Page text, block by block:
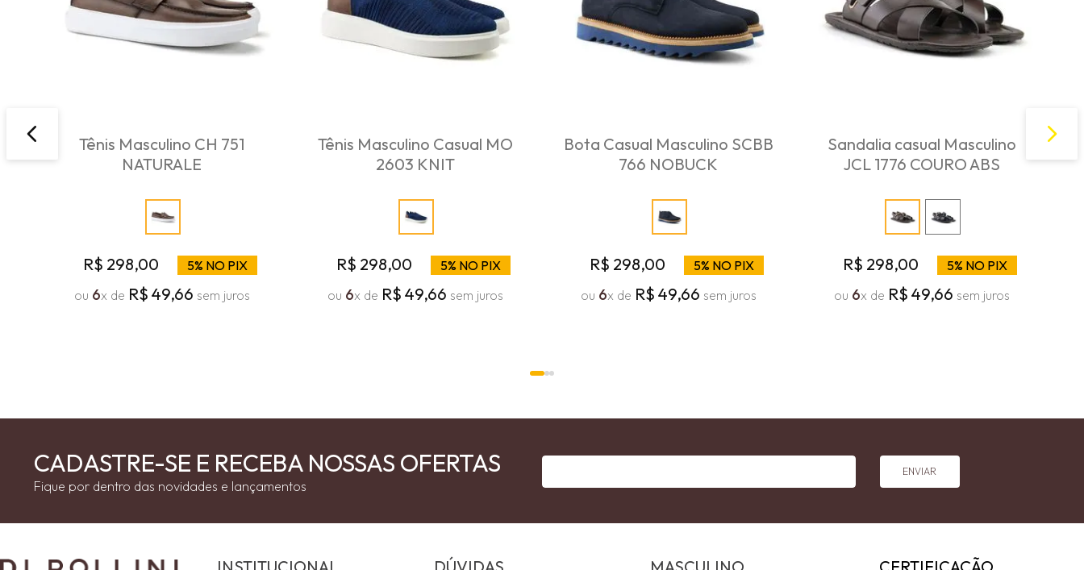
Tênis Masculino CH 751
NATURALE
R$ 298,00
5% NO PIX
ou 6x de R$ 49,66 sem juros
Tênis Masculino Casual MO
2603 KNIT
R$ 298,00
5% NO PIX
ou 6x de R$ 49,66 sem juros
Bota Casual Masculino SCBB
766 NOBUCK
R$ 298,00
5% NO PIX
ou 6x de R$ 49,66 sem juros
Sandalia casual Masculino
JCL 1776 COURO ABS
R$ 298,00
5% NO PIX
ou 6x de R$ 49,66 sem juros
CADASTRE-SE E RECEBA NOSSAS OFERTAS
Fique por dentro das novidades e lançamentos
ENVIAR